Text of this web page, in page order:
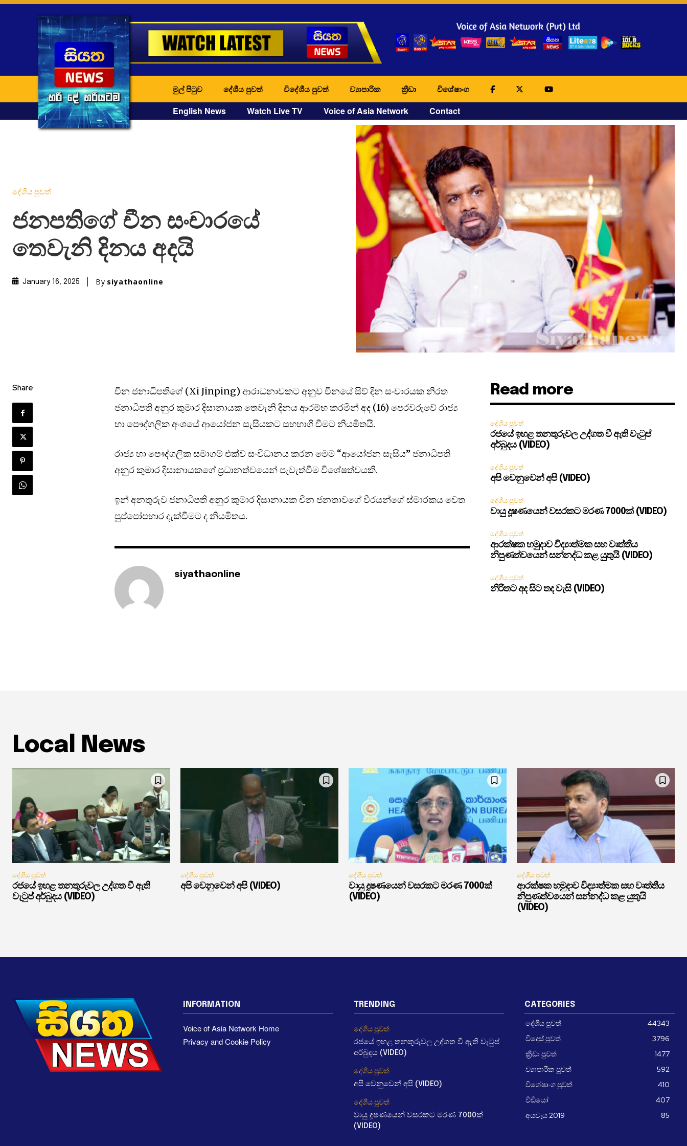
මුල් පිටුව දේශීය පුවත් විදේශීය පුවත් ව්‍යාපාරික ක්‍රීඩා විශේෂාංග
English News Watch Live TV Voice of Asia Network Contact
දේශීය පුවත්
ජනපතිගේ චීන සංචාරයේ
තෙවැනි දිනය අදයි
January 16, 2025 By siyathaonline
Share
චීන ජනාධිපතිගේ (Xi Jinping) ආරාධනාවකට අනුව චීනයේ සිව් දින සංචාරයක නිරත
ජනාධිපති අනුර කුමාර දිසානායක තෙවැනි දිනය ආරම්භ කරමින් අද (16) පෙරවරුවේ රාජ්‍ය
හා පෞද්ගලික අංශයේ ආයෝජන සැසියකට සහභාගි වීමට නියමිතයි.
රාජ්‍ය හා පෞද්ගලික සමාගම් එක්ව සංවිධානය කරන මෙම “ආයෝජන සැසිය” ජනාධිපති
අනුර කුමාර දිසානායකගේ ප්‍රධානත්වයෙන් පැවැත්වීම විශේෂත්වයකි.
ඉන් අනතුරුව ජනාධිපති අනුර කුමාර දිසානායක චීන ජනතාවගේ වීරයන්ගේ ස්මාරකය වෙත
පුප්පෝපහාර දැක්වීමට ද නියමිතය.
siyathaonline
Read more
දේශීය පුවත්
රජයේ ඉහළ තනතුරුවල උද්ගත වී ඇති වැටුප්
අර්බුදය (VIDEO)
දේශීය පුවත්
අපි වෙනුවෙන් අපි (VIDEO)
දේශීය පුවත්
වායු දූෂණයෙන් වසරකට මරණ 7000ක් (VIDEO)
දේශීය පුවත්
ආරක්ෂක හමුදාව විද්‍යාත්මක සහ වෘත්තීය
නිපුණත්වයෙන් සන්නද්ධ කළ යුතුයි (VIDEO)
දේශීය පුවත්
නිරිතට අද සිට තද වැසි (VIDEO)
Local News
දේශීය පුවත්
රජයේ ඉහළ තනතුරුවල උද්ගත වී ඇති
වැටුප් අර්බුදය (VIDEO)
දේශීය පුවත්
අපි වෙනුවෙන් අපි (VIDEO)
දේශීය පුවත්
වායු දූෂණයෙන් වසරකට මරණ 7000ක්
(VIDEO)
දේශීය පුවත්
ආරක්ෂක හමුදාව විද්‍යාත්මක සහ වෘත්තීය
නිපුණත්වයෙන් සන්නද්ධ කළ යුතුයි
(VIDEO)
INFORMATION
Voice of Asia Network Home
Privacy and Cookie Policy
TRENDING
දේශීය පුවත්
රජයේ ඉහළ තනතුරුවල උද්ගත වී ඇති වැටුප්
අර්බුදය (VIDEO)
දේශීය පුවත්
අපි වෙනුවෙන් අපි (VIDEO)
දේශීය පුවත්
වායු දූෂණයෙන් වසරකට මරණ 7000ක්
(VIDEO)
CATEGORIES
දේශීය පුවත්
44343
විදෙස් පුවත්
3796
ක්‍රීඩා පුවත්
1477
ව්‍යාපාරික පුවත්
592
විශේෂාංග පුවත්
410
වීඩීයෝ
407
අයවැය 2019
85